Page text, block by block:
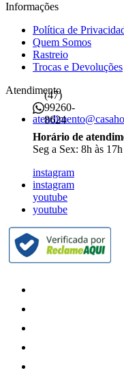
Informações
Política de
Quem Somos
Rastreio
Trocas e Devoluções
Atendimento
(47)
99260-
8624
Horário de
Seg a Sex: 8h às 17h
instagram
instagram
youtube
youtube